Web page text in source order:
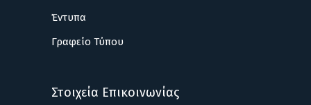
Έντυπα
Γραφείο Τύπου
Στοιχεία Επικοινωνίας